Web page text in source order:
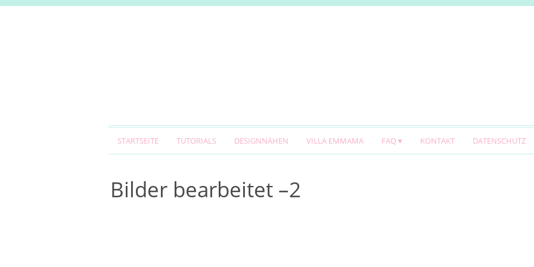
STARTSEITE TUTORIALS DESIGNNÄHEN VILLA EMMAMA FAQ KONTAKT DATENSCHUTZ
Bilder bearbeitet –2